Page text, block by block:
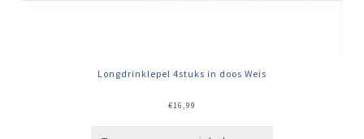
Longdrinklepel 4stuks in doos Weis
€16,99